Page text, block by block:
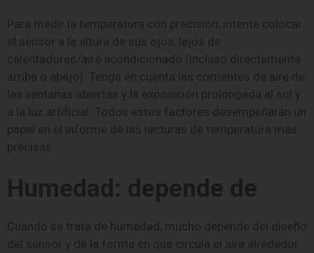
Para medir la temperatura con precisión, intente colocar
el sensor a la altura de sus ojos, lejos de
calentadores/aire acondicionado (incluso directamente
arriba o abajo). Tenga en cuenta las corrientes de aire de
las ventanas abiertas y la exposición prolongada al sol y
a la luz artificial. Todos estos factores desempeñarán un
papel en el informe de las lecturas de temperatura más
precisas.
Humedad: depende de
Cuando se trata de humedad, mucho depende del diseño
del sensor y de la forma en que circula el aire alrededor